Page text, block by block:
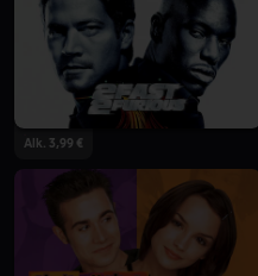
Alk. 3,99 €